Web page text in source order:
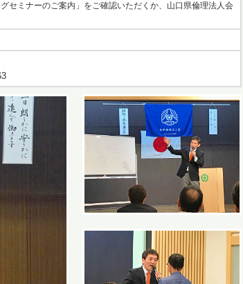
セミナーのご案内」をご確認いただくか、山口県倫理法人会